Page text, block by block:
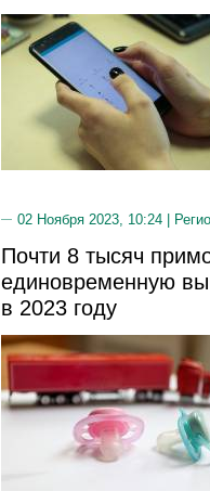
02 Ноября 2023, 10:24 |
Почти 8 тысяч
единовременную
в 2023 году